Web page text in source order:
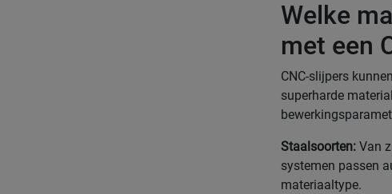
Welke
met een
CNC-slijpers
superharde
Staalsoorten: Van
systemen passen
materiaaltype.